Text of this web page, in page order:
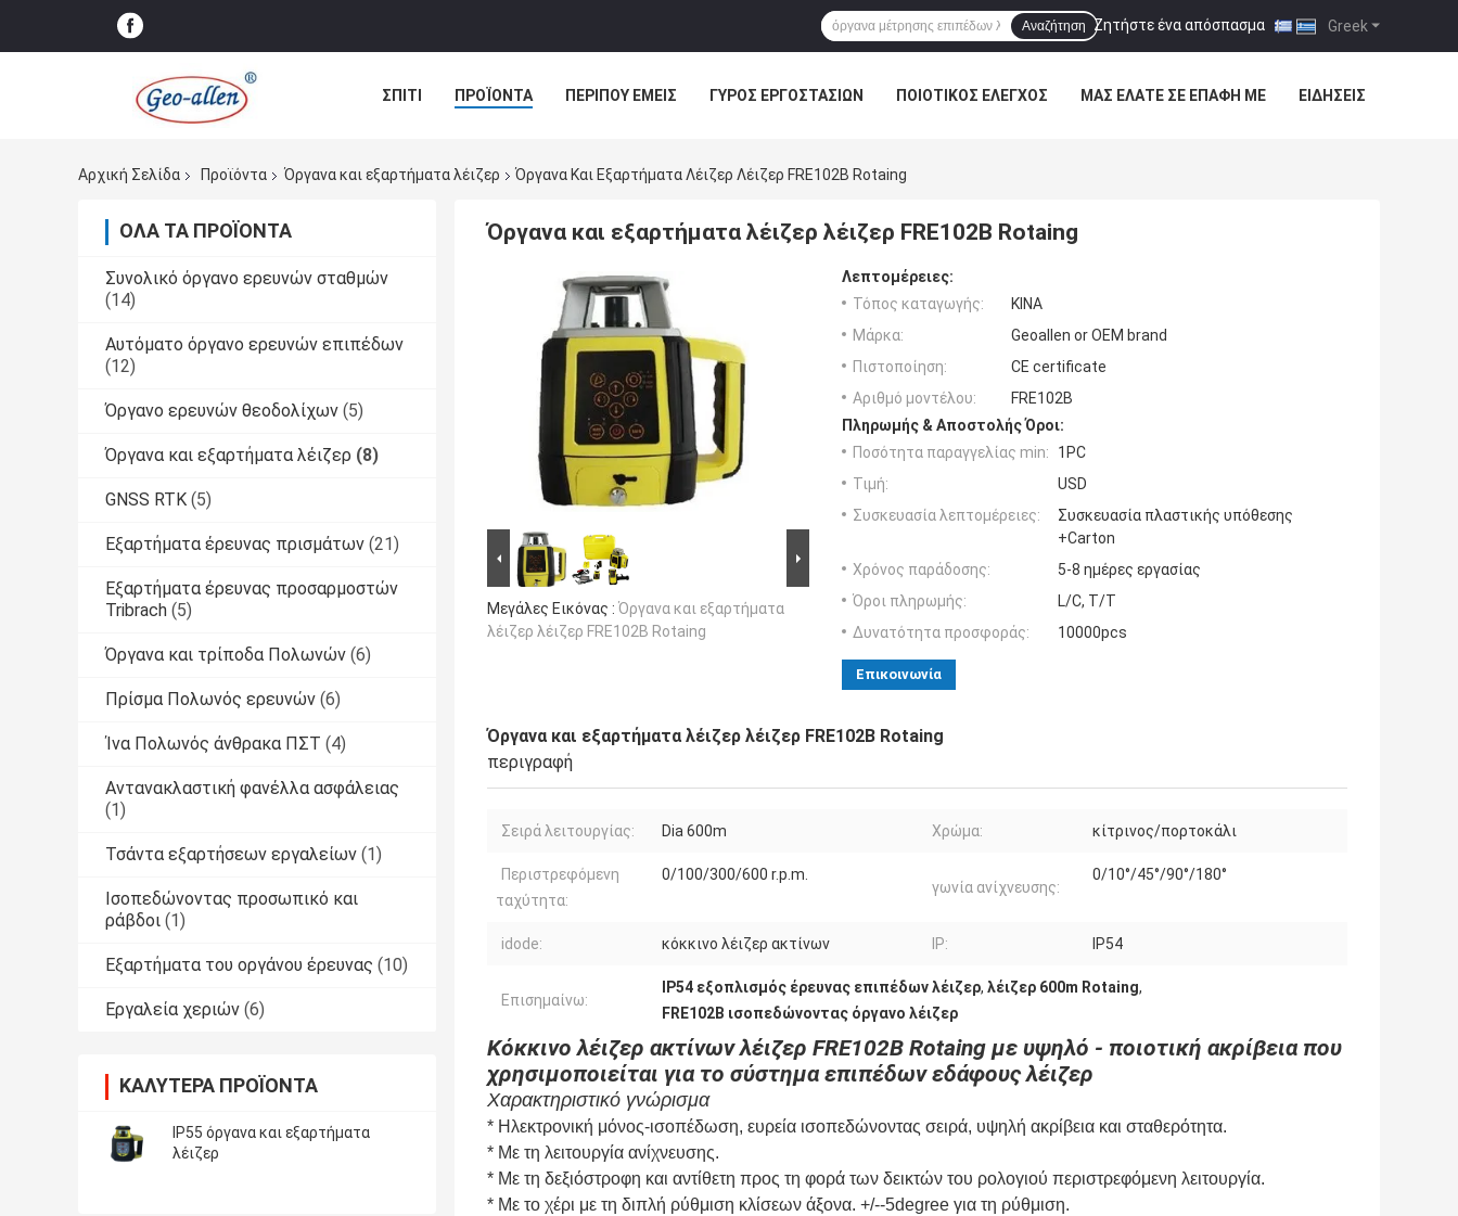
Greek
Ζητήστε ένα απόσπασμα |
Αναζήτηση
ΣΠΊΤΙ ΠΡΟΪΌΝΤΑ ΠΕΡΊΠΟΥ ΕΜΕΊΣ ΓΎΡΟΣ ΕΡΓΟΣΤΑΣΊΩΝ ΠΟΙΟΤΙΚΌΣ ΈΛΕΓΧΟΣ ΜΑΣ ΕΛΆΤΕ ΣΕ ΕΠΑΦΉ ΜΕ ΕΙΔΉΣΕΙΣ
Αρχική Σελίδα
Προϊόντα Όργανα και εξαρτήματα λέιζερ Όργανα Και Εξαρτήματα Λέιζερ Λέιζερ FRE102B Rotaing
ΌΛΑ ΤΑ ΠΡΟΪΌΝΤΑ
Συνολικό όργανο ερευνών σταθμών
(14)
Αυτόματο όργανο ερευνών επιπέδων
(12)
Όργανο ερευνών θεοδολίχων (5)
Όργανα και εξαρτήματα λέιζερ (8)
GNSS RTK (5)
Εξαρτήματα έρευνας πρισμάτων (21)
Εξαρτήματα έρευνας προσαρμοστών
Tribrach (5)
Όργανα και τρίποδα Πολωνών (6)
Πρίσμα Πολωνός ερευνών (6)
Ίνα Πολωνός άνθρακα ΠΣΤ (4)
Αντανακλαστική φανέλλα ασφάλειας
(1)
Τσάντα εξαρτήσεων εργαλείων (1)
Ισοπεδώνοντας προσωπικό και
ράβδοι (1)
Εξαρτήματα του οργάνου έρευνας (10)
Εργαλεία χεριών (6)
ΚΑΛΎΤΕΡΑ ΠΡΟΪΌΝΤΑ
IP55 όργανα και εξαρτήματα
λέιζερ
Όργανα και εξαρτήματα λέιζερ λέιζερ FRE102B Rotaing
Μεγάλες Εικόνας : Όργανα και εξαρτήματα
λέιζερ λέιζερ FRE102B Rotaing
Λεπτομέρειες:
Τόπος καταγωγής:
ΚΙΝΑ
Μάρκα:
Geoallen or OEM brand
Πιστοποίηση:
CE certificate
Αριθμό μοντέλου:
FRE102B
Πληρωμής & Αποστολής Όροι:
Ποσότητα παραγγελίας min:
1PC
Τιμή:
USD
Συσκευασία λεπτομέρειες:
Συσκευασία πλαστικής υπόθεσης
+Carton
Χρόνος παράδοσης:
5-8 ημέρες εργασίας
Όροι πληρωμής:
L/C, T/T
Δυνατότητα προσφοράς:
10000pcs
Επικοινωνία
Όργανα και εξαρτήματα λέιζερ λέιζερ FRE102B Rotaing
περιγραφή
Σειρά λειτουργίας: Dia 600m Χρώμα: κίτρινος/πορτοκάλι
Περιστρεφόμενη
ταχύτητα:
0/100/300/600 r.p.m.
γωνία ανίχνευσης:
0/10°/45°/90°/180°
idode: κόκκινο λέιζερ ακτίνων IP: IP54
Επισημαίνω:
IP54 εξοπλισμός έρευνας επιπέδων λέιζερ, λέιζερ 600m Rotaing,
FRE102B ισοπεδώνοντας όργανο λέιζερ
Κόκκινο λέιζερ ακτίνων λέιζερ FRE102B Rotaing με υψηλό - ποιοτική ακρίβεια που
χρησιμοποιείται για το σύστημα επιπέδων εδάφους λέιζερ
Χαρακτηριστικό γνώρισμα
* Ηλεκτρονική μόνος-ισοπέδωση, ευρεία ισοπεδώνοντας σειρά, υψηλή ακρίβεια και σταθερότητα.
* Με τη λειτουργία ανίχνευσης.
* Με τη δεξιόστροφη και αντίθετη προς τη φορά των δεικτών του ρολογιού περιστρεφόμενη λειτουργία.
* Με το χέρι με τη διπλή ρύθμιση κλίσεων άξονα. +/--5degree για τη ρύθμιση.